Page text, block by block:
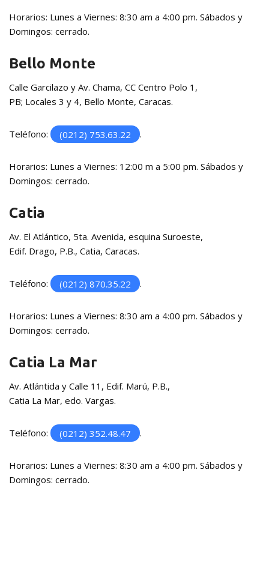
Horarios: Lunes a Viernes: 8:30 am a 4:00 pm. Sábados y
Domingos: cerrado.
Bello Monte
Calle Garcilazo y Av. Chama, CC Centro Polo 1,
PB; Locales 3 y 4, Bello Monte, Caracas.
Teléfono: (0212) 753.63.22 .
Horarios: Lunes a Viernes: 12:00 m a 5:00 pm. Sábados y
Domingos: cerrado.
Catia
Av. El Atlántico, 5ta. Avenida, esquina Suroeste,
Edif. Drago, P.B., Catia, Caracas.
Teléfono: (0212) 870.35.22 .
Horarios: Lunes a Viernes: 8:30 am a 4:00 pm. Sábados y
Domingos: cerrado.
Catia La Mar
Av. Atlántida y Calle 11, Edif. Marú, P.B.,
Catia La Mar, edo. Vargas.
Teléfono: (0212) 352.48.47 .
Horarios: Lunes a Viernes: 8:30 am a 4:00 pm. Sábados y
Domingos: cerrado.